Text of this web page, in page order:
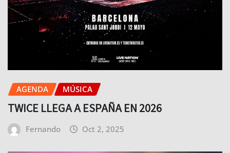
AGENDA MÚSICA
TWICE LLEGA A ESPAÑA EN 2026
Fernando Oct 2, 2025